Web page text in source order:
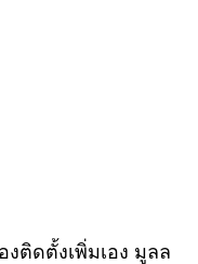
ติดตั้งเพิ่มเอง มูลล